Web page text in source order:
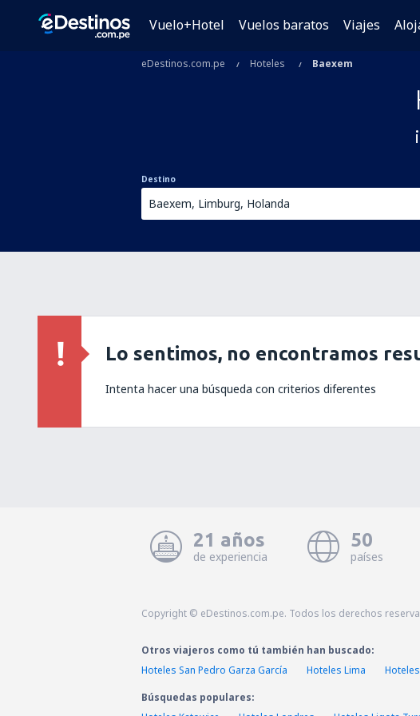
Vuelo+Hotel Vuelos baratos Viajes
eDestinos.com.pe Hoteles Baexem
Destino
Lo sentimos, no encontramos
Intenta hacer una búsqueda con criterios diferentes
21 años
de experiencia
50
países
Copyright © eDestinos.com.pe. Todos los derechos
Otros viajeros como tú también han buscado:
Hoteles San Pedro Garza García
Hoteles Lima
Búsquedas populares: